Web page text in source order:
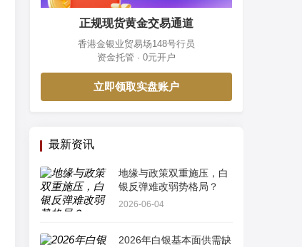
正规现货黄金交易通道
香港金银业贸易场148号行员
资金托管 · 0元开户
立即领取实盘账户
最新资讯
地缘与政策双重施压，白
银反弹难改弱势格局？
2026-06-04
2026年白银基本面供需缺